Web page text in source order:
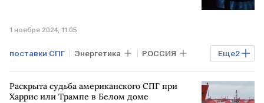
1 ноября 2024, 11:05
Еще2
поставки СПГ Энергетика РОССИЯ
УКРАИНА ЕС
Раскрыта судьба американского СПГ при
Харрис или Трампе в Белом доме